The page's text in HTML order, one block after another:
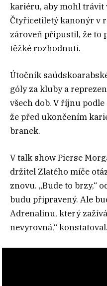
kariéru, aby mohl trávit
Čtyřicetiletý kanonýr v
zároveň připustil, že to
těžké rozhodnutí.
Útočník
góly za kluby a
všech dob. V říjnu
že před ukončením
branek.
V talk show Pierse
držitel Zlatého míče
znovu. „Bude to brzy,“
budu připravený. Ale
Adrenalinu, který
nevyrovná,“ konstatoval.